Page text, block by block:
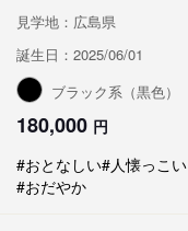
見学地：広島県
誕生日：2025/06/01
ブラック系（黒色）
180,000 円
#おとなしい#人懐っこい
#おだやか